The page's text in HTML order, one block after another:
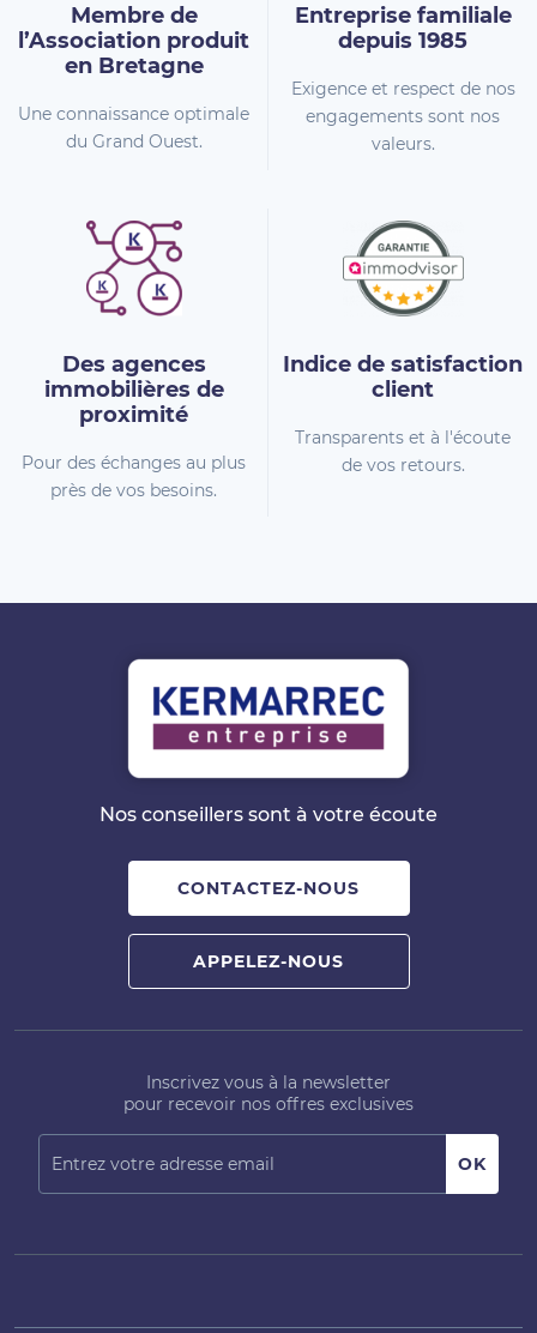
Membre de
l’Association produit
en Bretagne
Une connaissance optimale
du Grand Ouest.
Entreprise familiale
depuis 1985
Exigence et respect de nos
engagements sont nos
valeurs.
Des agences
immobilières de
proximité
Pour des échanges au plus
près de vos besoins.
Indice de satisfaction
client
Transparents et à l'écoute
de vos retours.
Nos conseillers sont à votre écoute
CONTACTEZ-NOUS
APPELEZ-NOUS
Inscrivez vous à la newsletter
pour recevoir nos offres exclusives